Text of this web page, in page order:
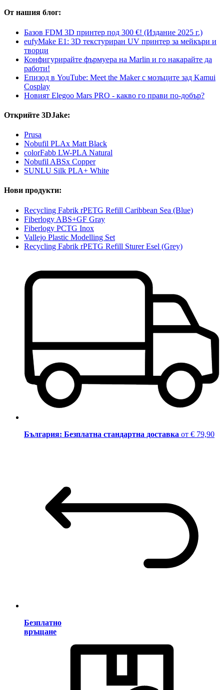
От нашия блог:
Базов FDM 3D принтер под 300 €! (Издание 2025 г.)
eufyMake E1: 3D текстуриран UV принтер за мейкъри и
творци
Конфигурирайте фърмуера на Marlin и го накарайте да
работи!
Епизод в YouTube: Meet the Maker с мозъците зад Kamui
Cosplay
Новият Elegoo Mars PRO - какво го прави по-добър?
Открийте 3DJake:
Prusa
Nobufil PLAx Matt Black
colorFabb LW-PLA Natural
Nobufil ABSx Copper
SUNLU Silk PLA+ White
Нови продукти:
Recycling Fabrik rPETG Refill Caribbean Sea (Blue)
Fiberlogy ABS+GF Gray
Fiberlogy PCTG Inox
Vallejo Plastic Modelling Set
Recycling Fabrik rPETG Refill Sturer Esel (Grey)
България: Безплатна стандартна доставка от € 79,90
Безплатно
връщане